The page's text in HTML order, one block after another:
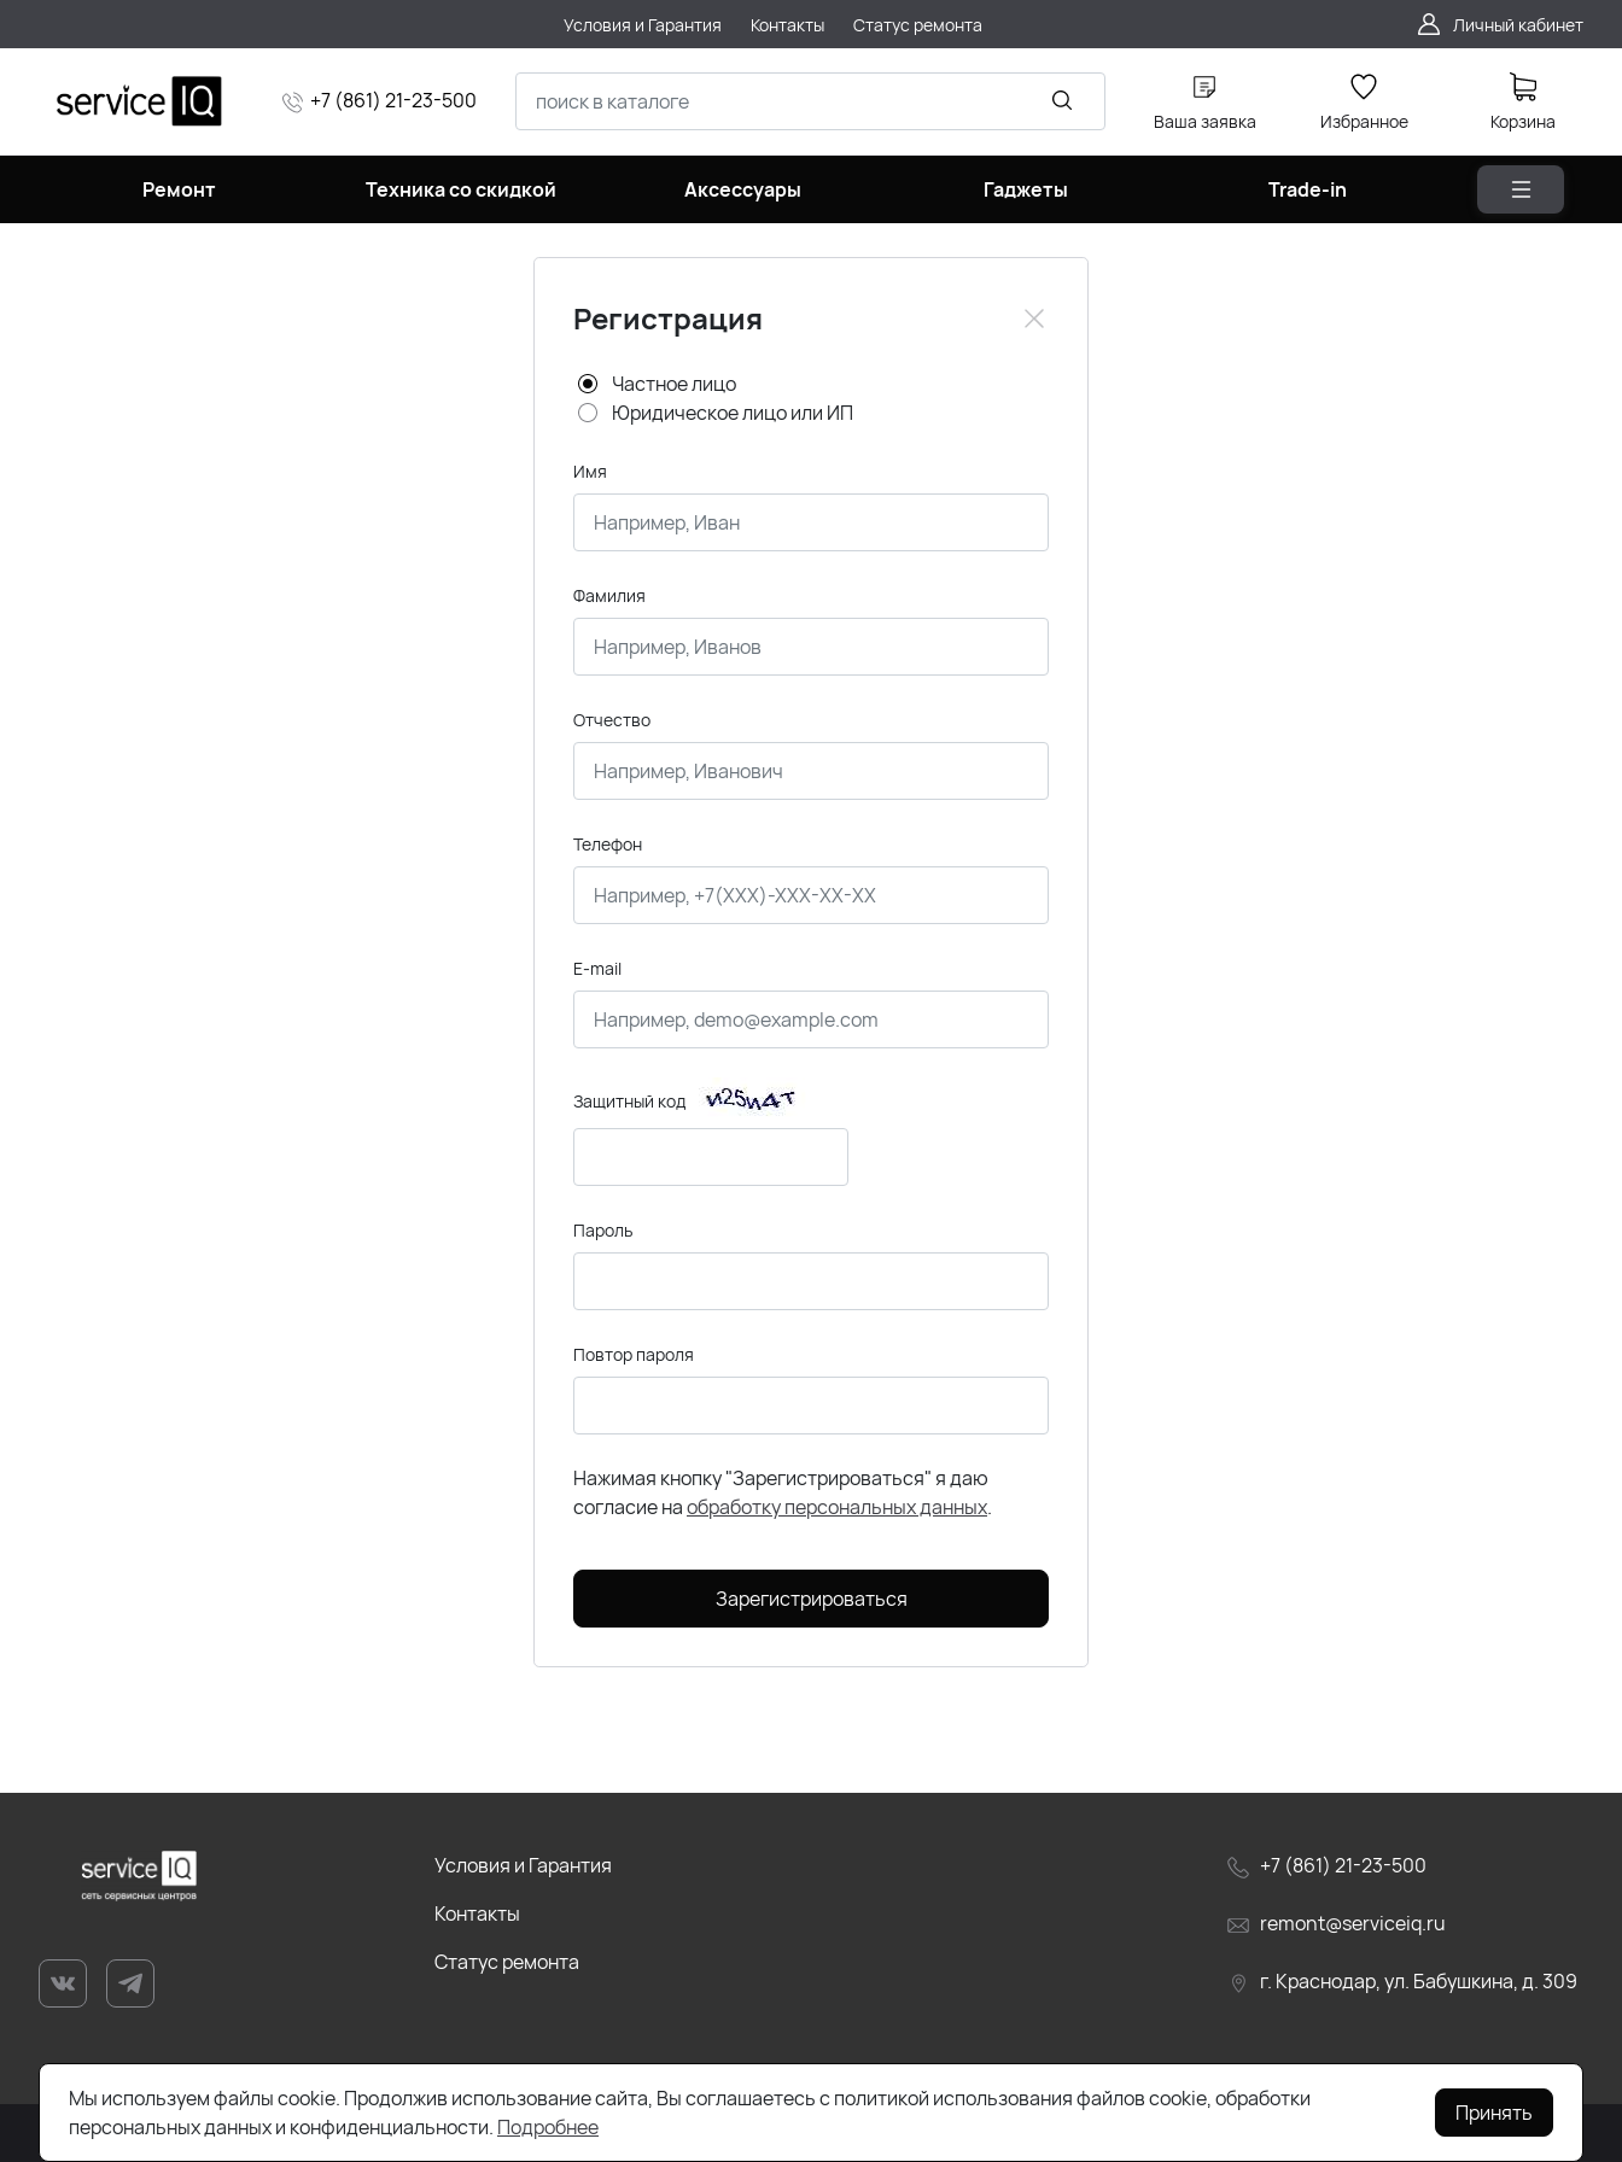
Условия и Гарантия Контакты Статус ремонта Личный кабинет
+7 (861) 21-23-500
Ваша заявка Избранное Корзина
Ремонт Техника со скидкой Аксессуары Гаджеты Trade-in
Регистрация
Частное лицо
Юридическое лицо или ИП
Имя
Фамилия
Отчество
Телефон
E-mail
Защитный код
Пароль
Повтор пароля
Нажимая кнопку "Зарегистрироваться" я даю
согласие наобработку персональных данных.
Зарегистрироваться
+7 (861) 21-23-500
remont@serviceiq.ru
г. Краснодар, ул. Бабушкина, д. 309
Условия и Гарантия
Контакты
Статус ремонта
2026 © Все права защищены. Работает на
Мы используем файлы cookie. Продолжив использование сайта, Вы соглашаетесь с политикой использования файлов cookie, обработки
персональных данных и конфиденциальности. Подробнее
Принять